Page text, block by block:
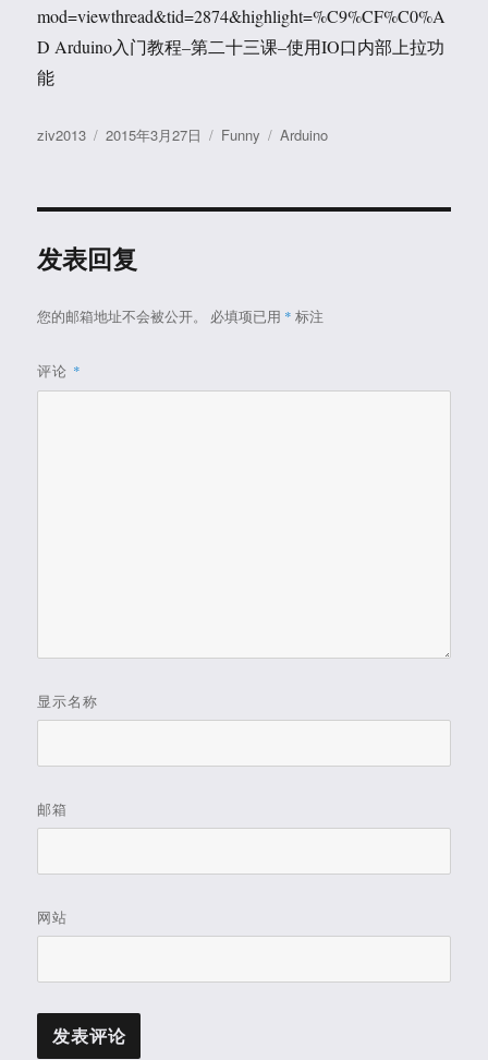
mod=viewthread&tid=2874&highlight=%C9%CF%C0%A
D Arduino入门教程–第二十三课–使用IO口内部上拉功
能
作
ziv2013
发
2015年3月27日
分
Funny
标
Arduino
发表回复
您的邮箱地址不会被公开。 必填项已用 * 标注
评论 *
显示名称
邮箱
网站